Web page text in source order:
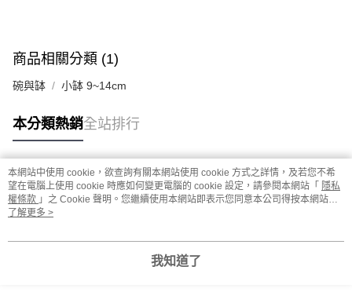
商品相關分類 (1)
碗與缽 小缽 9~14cm
本分類熱銷全站排行
熱門標籤
本網站中使用 cookie，欲查詢有關本網站使用 cookie 方式之詳情，及若您不希
望在電腦上使用 cookie 時應如何變更電腦的 cookie 設定，請參閱本網站「 隱私
權條款 」之 Cookie 聲明。您繼續使用本網站即表示您同意本公司得按本網站使
用條款之 Cookie 聲明使用 cookie。
了解更多 >
我知道了